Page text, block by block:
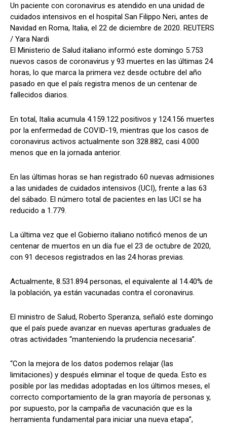
Un paciente con coronavirus es atendido en una unidad de
cuidados intensivos en el hospital San Filippo Neri, antes de
Navidad en Roma, Italia, el 22 de diciembre de 2020. REUTERS
/ Yara Nardi
El Ministerio de Salud italiano informó este domingo 5.753
nuevos casos de coronavirus y 93 muertes en las últimas 24
horas, lo que marca la primera vez desde octubre del año
pasado en que el país registra menos de un centenar de
fallecidos diarios.
En total, Italia acumula 4.159.122 positivos y 124.156 muertes
por la enfermedad de COVID-19, mientras que los casos de
coronavirus activos actualmente son 328.882, casi 4.000
menos que en la jornada anterior.
En las últimas horas se han registrado 60 nuevas admisiones
a las unidades de cuidados intensivos (UCI), frente a las 63
del sábado. El número total de pacientes en las UCI se ha
reducido a 1.779.
La última vez que el Gobierno italiano notificó menos de un
centenar de muertos en un día fue el 23 de octubre de 2020,
con 91 decesos registrados en las 24 horas previas.
Actualmente, 8.531.894 personas, el equivalente al 14.40% de
la población, ya están vacunadas contra el coronavirus.
El ministro de Salud, Roberto Speranza, señaló este domingo
que el país puede avanzar en nuevas aperturas graduales de
otras actividades “manteniendo la prudencia necesaria”.
“Con la mejora de los datos podemos relajar (las
limitaciones) y después eliminar el toque de queda. Esto es
posible por las medidas adoptadas en los últimos meses, el
correcto comportamiento de la gran mayoría de personas y,
por supuesto, por la campaña de vacunación que es la
herramienta fundamental para iniciar una nueva etapa”,